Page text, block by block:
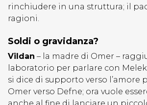
rinchiudere in una struttura; il
ragioni.
Soldi o gravidanza?
Vildan – la madre di Omer –
laboratorio per parlare con
si dice di supporto verso l’amore
Omer verso Defne; ora vuole